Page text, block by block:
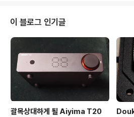
라 다르게 들리는 미신인지 파악해보려고 한다.1. 극
기?여러 의견들처럼 AC 전력에는 극성이 없고, L
3가지 성질의 라인이 존재한다.이 3가지 라인을
M 대로 정렬해주고, 기기에 입력도 바르게 해주는
히들 오디오 극성 맞추기 라고 부르고 있었던 것
C ..
이 블로그 인기글
괄목상대하게 될 Aiyima T20